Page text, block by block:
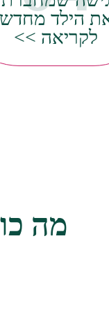
הילד מחדש
לקריאה >>
ספרים לבד!
מה